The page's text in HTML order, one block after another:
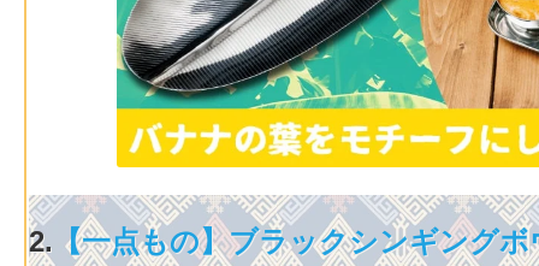
2. 【一点もの】ブラックシンギング